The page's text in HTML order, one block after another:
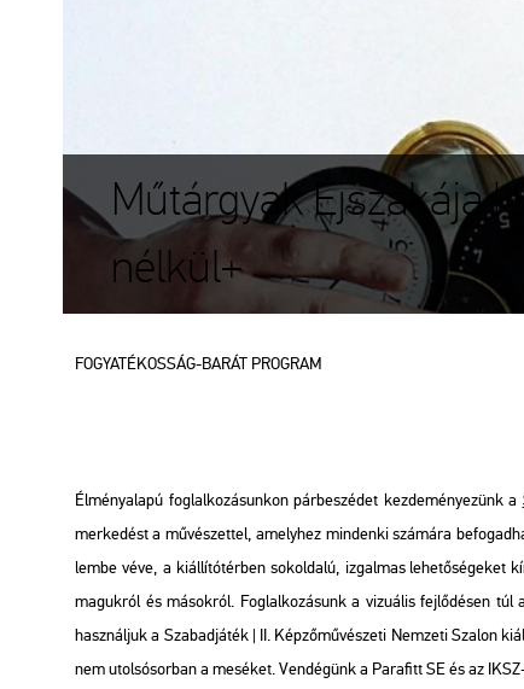
Műtárgyak Éjszakája |
nélkül+
FO­GYA­TÉ­KOS­SÁG-BARÁT PROG­RAM
Él­mény­ala­pú fog­lal­ko­zá­sun­kon pár­be­szé­det kez­de­mé­nye­zünk a
mer­ke­dést a mű­vé­szet­tel, amely­hez min­den­ki szá­má­ra
lem­be véve, a ki­ál­lí­tó­tér­ben sok­ol­da­lú, iz­gal­mas le­he­tő­sé­ge­ket
ma­guk­ról és má­sok­ról. Fog­lal­ko­zá­sunk a vi­zu­á­lis fej­lő­dé­sen
hasz­nál­juk a Sza­bad­já­ték | II. Kép­ző­mű­vé­sze­ti Nem­ze­ti Sza­lon
nem utol­só­sor­ban a me­sé­ket. Ven­dé­günk a Pa­ra­fitt SE és az